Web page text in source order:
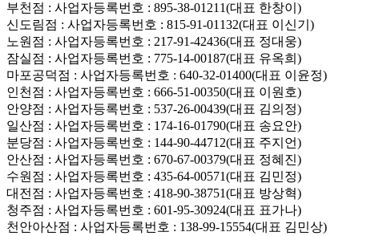
부천점 : 사업자등록번호 : 895-38-01211(대표 한창이)
신도림점 : 사업자등록번호 : 815-91-01132(대표 이신기)
노원점 : 사업자등록번호 : 217-91-42436(대표 정대웅)
잠실점 : 사업자등록번호 : 775-14-00187(대표 유옥희)
마포공덕점 : 사업자등록번호 : 640-32-01400(대표 이윤정)
인천점 : 사업자등록번호 : 666-51-00350(대표 이원호)
안양점 : 사업자등록번호 : 537-26-00439(대표 김의정)
일산점 : 사업자등록번호 : 174-16-01790(대표 송요안)
분당점 : 사업자등록번호 : 144-90-44712(대표 주지언)
안산점 : 사업자등록번호 : 670-67-00379(대표 정혜진)
수원점 : 사업자등록번호 : 435-64-00571(대표 김민정)
대전점 : 사업자등록번호 : 418-90-38751(대표 방상혁)
청주점 : 사업자등록번호 : 601-95-30924(대표 표가나)
천안아산점 : 사업자등록번호 : 138-99-15554(대표 김민상)